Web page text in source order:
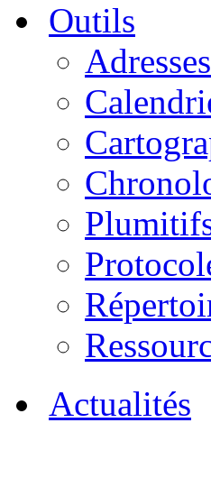
Outils
Actualités